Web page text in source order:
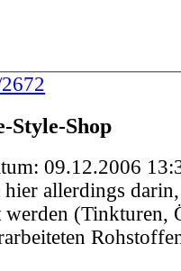
Style-Shop
09.12.2006
allerdings
(Tinkturen,